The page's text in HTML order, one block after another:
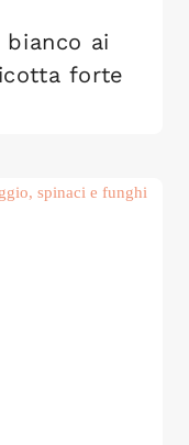
bianco ai
forte